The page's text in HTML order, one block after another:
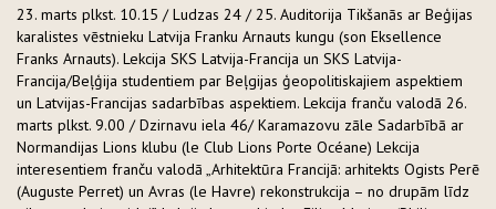
23. marts plkst. 10.15 / Ludzas 24 / 25. Auditorija Tikšanās ar Beģijas
karalistes vēstnieku Latvija Franku Arnauts kungu (son Eksellence
Franks Arnauts). Lekcija SKS Latvija-Francija un SKS Latvija-
Francija/Beļģija studentiem par Beļgijas ģeopolitiskajiem aspektiem
un Latvijas-Francijas sadarbības aspektiem. Lekcija franču valodā 26.
marts plkst. 9.00 / Dzirnavu iela 46/ Karamazovu zāle Sadarbībā ar
Normandijas Lions klubu (le Club Lions Porte Océane) Lekcija
interesentiem franču valodā „Arhitektūra Francijā: arhitekts Ogists Perē
(Auguste Perret) un Avras (le Havre) rekonstrukcija – no drupām līdz